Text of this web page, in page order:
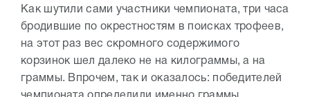
Как шутили сами участники чемпионата, три часа
бродившие по окрестностям в поисках трофеев,
на этот раз вес скромного содержимого
корзинок шел далеко не на килограммы, а на
граммы. Впрочем, так и оказалось: победителей